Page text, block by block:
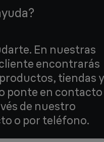
En nuestras
encontrarás
tiendas y
ponte en contacto
de nuestro
o por teléfono.